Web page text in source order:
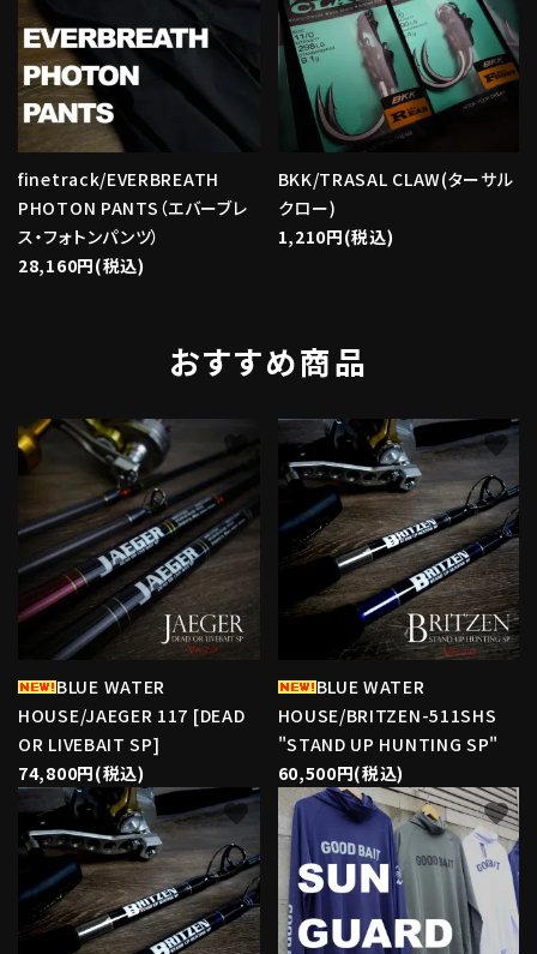
finetrack/EVERBREATH
PHOTON PANTS（エバーブレ
ス・フォトンパンツ）
28,160円(税込)
BKK/TRASAL CLAW(ターサル
クロー)
1,210円(税込)
おすすめ商品
BLUE WATER
HOUSE/JAEGER 117 [DEAD
OR LIVEBAIT SP]
74,800円(税込)
favorite
BLUE WATER
HOUSE/BRITZEN-511SHS
"STAND UP HUNTING SP"
60,500円(税込)
favorite
favorite favorite